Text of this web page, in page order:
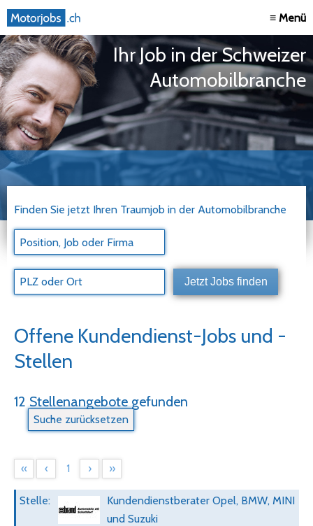
≡ Menü
Ihr Job in der Schweizer
Automobilbranche
Finden Sie jetzt Ihren Traumjob in der Automobilbranche
Offene Kundendienst-Jobs und -
Stellen
12 Stellenangebote gefunden
« ‹ 1 › »
Kundendienstberater Opel, BMW, MINI
und Suzuki